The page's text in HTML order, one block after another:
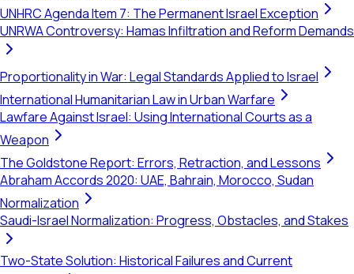
UNHRC Agenda Item 7: The Permanent Israel Exception
UNRWA Controversy: Hamas Infiltration and Reform Demands
Proportionality in War: Legal Standards Applied to Israel
International Humanitarian Law in Urban Warfare
Lawfare Against Israel: Using International Courts as a
Weapon
The Goldstone Report: Errors, Retraction, and Lessons
Abraham Accords 2020: UAE, Bahrain, Morocco, Sudan
Normalization
Saudi-Israel Normalization: Progress, Obstacles, and Stakes
Two-State Solution: Historical Failures and Current